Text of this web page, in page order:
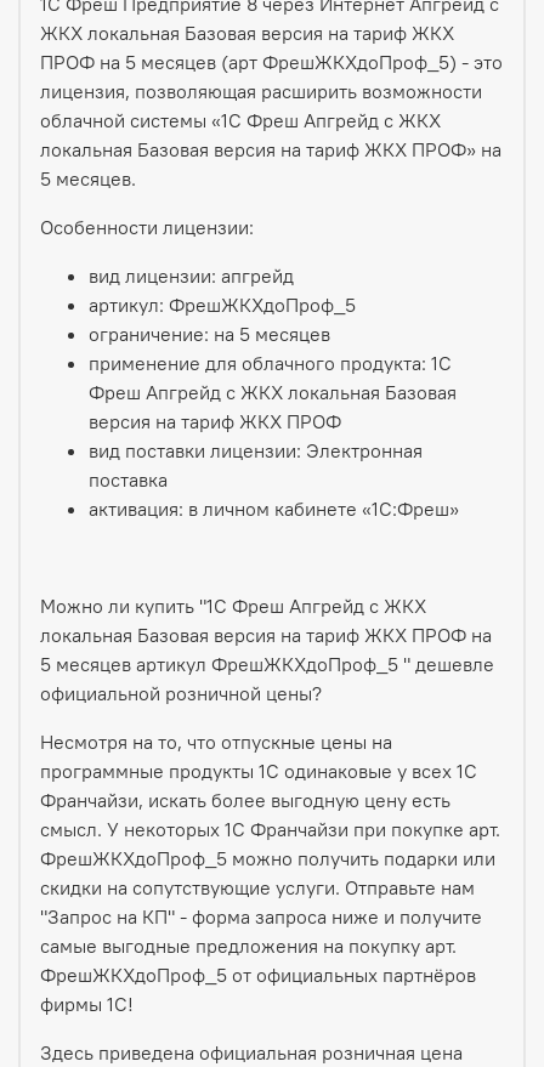
ЖКХ локальная Базовая версия на тариф ЖКХ
ПРОФ на 5 месяцев (арт ФрешЖКХдоПроф_5) - это
лицензия, позволяющая расширить возможности
облачной системы «1С Фреш Апгрейд с ЖКХ
локальная Базовая версия на тариф ЖКХ ПРОФ» на
5 месяцев.
Особенности лицензии:
вид лицензии: апгрейд
артикул: ФрешЖКХдоПроф_5
ограничение: на 5 месяцев
применение для облачного продукта: 1С
Фреш Апгрейд с ЖКХ локальная Базовая
версия на тариф ЖКХ ПРОФ
вид поставки лицензии: Электронная
поставка
активация: в личном кабинете «1С:Фреш»
Можно ли купить "1С Фреш Апгрейд с ЖКХ
локальная Базовая версия на тариф ЖКХ ПРОФ на
5 месяцев артикул ФрешЖКХдоПроф_5 " дешевле
официальной розничной цены?
Несмотря на то, что отпускные цены на
программные продукты 1С одинаковые у всех 1С
Франчайзи, искать более выгодную цену есть
смысл. У некоторых 1С Франчайзи при покупке арт.
ФрешЖКХдоПроф_5 можно получить подарки или
скидки на сопутствующие услуги. Отправьте нам
"Запрос на КП" - форма запроса ниже и получите
самые выгодные предложения на покупку арт.
ФрешЖКХдоПроф_5 от официальных партнёров
фирмы 1С!
Здесь приведена официальная розничная цена